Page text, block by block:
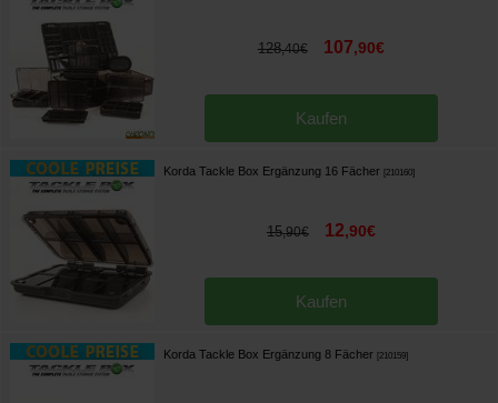
128,40€ 107,90€
Kaufen
Korda Tackle Box Ergänzung 16 Fächer [210160]
15,90€ 12,90€
Kaufen
Korda Tackle Box Ergänzung 8 Fächer [210159]